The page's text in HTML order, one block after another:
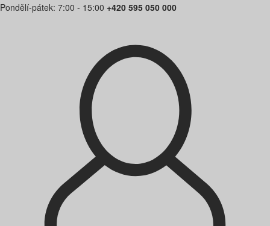
Pondělí-pátek: 7:00 - 15:00 +420 595 050 000